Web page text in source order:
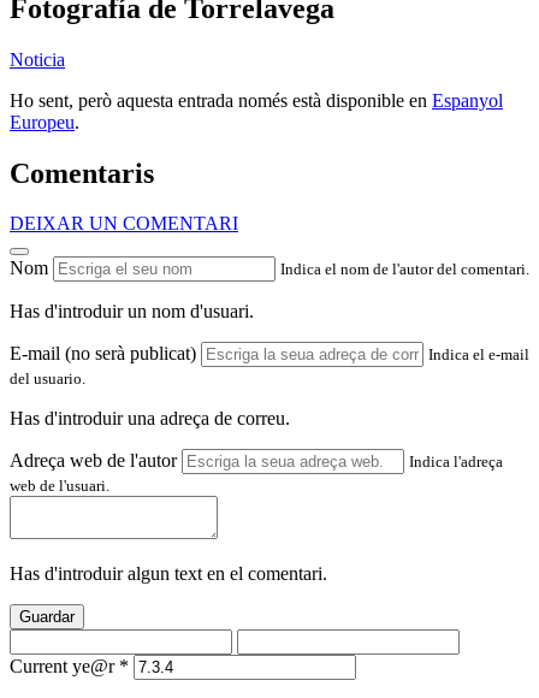
Fotografía de Torrelavega
Noticia
Ho sent, però aquesta entrada només està disponible en Espanyol
Europeu.
Comentaris
DEIXAR UN COMENTARI
Nom Indica el nom de l'autor del comentari.
Has d'introduir un nom d'usuari.
E-mail (no serà publicat)
Indica el e-mail
del usuario.
Has d'introduir una adreça de correu.
Adreça web de l'autor
Indica l'adreça
web de l'usuari.
Has d'introduir algun text en el comentari.
Guardar
Current ye@r *